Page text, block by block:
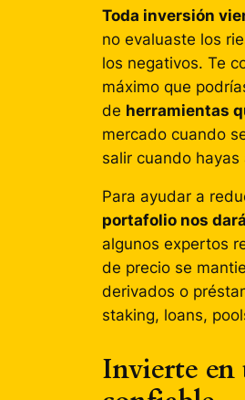
Toda inversión
no evaluaste los
los negativos. Te
máximo que
de herramientas
mercado cuando
salir cuando
Para ayudar a
portafolio nos
algunos expertos
de precio se
derivados o
staking, loans,
Invierte en